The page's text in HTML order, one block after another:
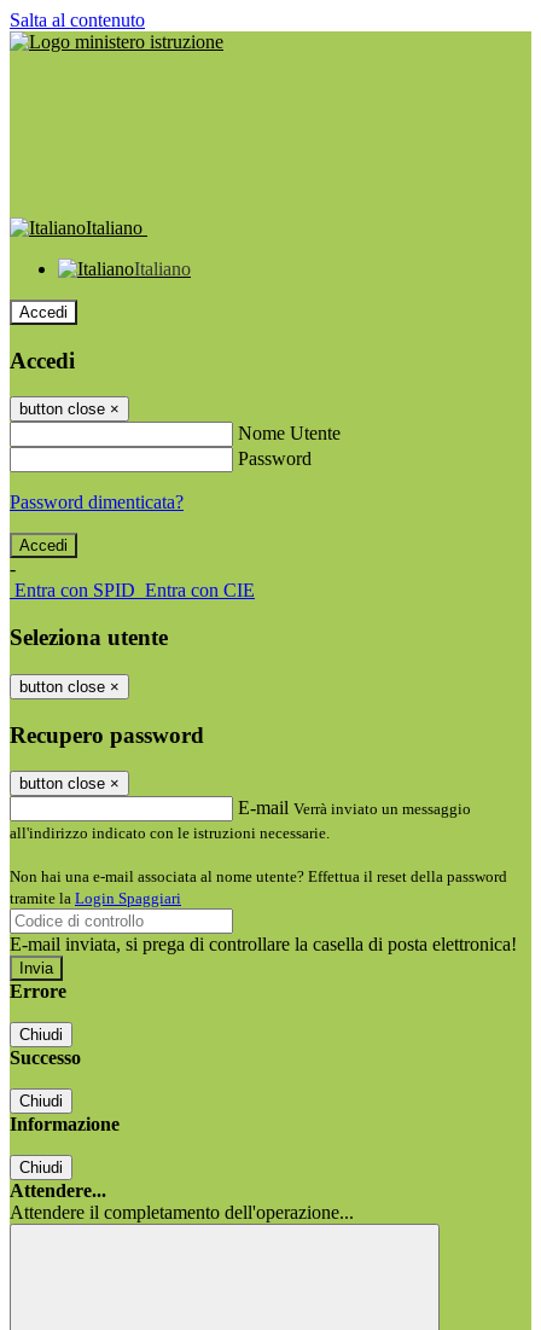
Salta al contenuto
Italiano
Italiano
Accedi
Accedi
button close ×
Nome Utente
Password
Password dimenticata?
-
Entra con SPID Entra con CIE
Seleziona utente
button close ×
Recupero password
button close ×
E-mail Verrà inviato un messaggio
all'indirizzo indicato con le istruzioni necessarie.
Non hai una e-mail associata al nome utente? Effettua il reset della password
tramite la Login Spaggiari
E-mail inviata, si prega di controllare la casella di posta elettronica!
Errore
Chiudi
Successo
Chiudi
Informazione
Chiudi
Attendere...
Attendere il completamento dell'operazione...